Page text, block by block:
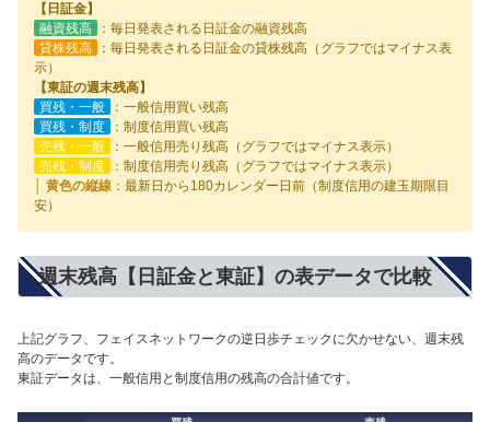
【日証金】
融資残高
：毎日発表される日証金の融資残高
貸株残高
：毎日発表される日証金の貸株残高（グラフではマイナス表
示）
【東証の週末残高】
買残・一般
：一般信用買い残高
買残・制度
：制度信用買い残高
売残・一般
：一般信用売り残高（グラフではマイナス表示）
売残・制度
：制度信用売り残高（グラフではマイナス表示）
│ 黄色の縦線 ：最新日から180カレンダー日前（制度信用の建玉期限目
安）
週末残高【日証金と東証】の表データで比較
上記グラフ、フェイスネットワークの逆日歩チェックに欠かせない、週末残
高のデータです。
東証データは、一般信用と制度信用の残高の合計値です。